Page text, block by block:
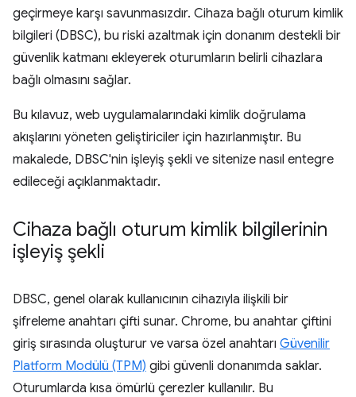
geçirmeye karşı savunmasızdır. Cihaza bağlı oturum kimlik
bilgileri (DBSC), bu riski azaltmak için donanım destekli bir
güvenlik katmanı ekleyerek oturumların belirli cihazlara
bağlı olmasını sağlar.
Bu kılavuz, web uygulamalarındaki kimlik doğrulama
akışlarını yöneten geliştiriciler için hazırlanmıştır. Bu
makalede, DBSC'nin işleyiş şekli ve sitenize nasıl entegre
edileceği açıklanmaktadır.
Cihaza bağlı oturum kimlik bilgilerinin
işleyiş şekli
DBSC, genel olarak kullanıcının cihazıyla ilişkili bir
şifreleme anahtarı çifti sunar. Chrome, bu anahtar çiftini
giriş sırasında oluşturur ve varsa özel anahtarı Güvenilir
Platform Modülü (TPM) gibi güvenli donanımda saklar.
Oturumlarda kısa ömürlü çerezler kullanılır. Bu